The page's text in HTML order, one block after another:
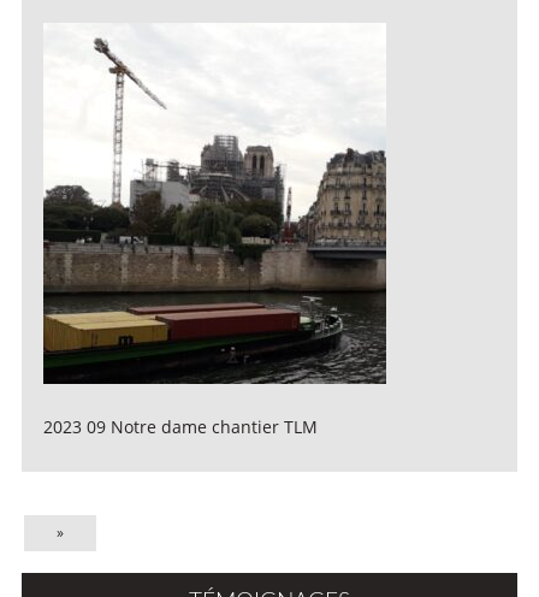
2023 09 Notre dame chantier TLM
»